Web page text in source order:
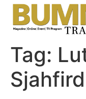
Tag: